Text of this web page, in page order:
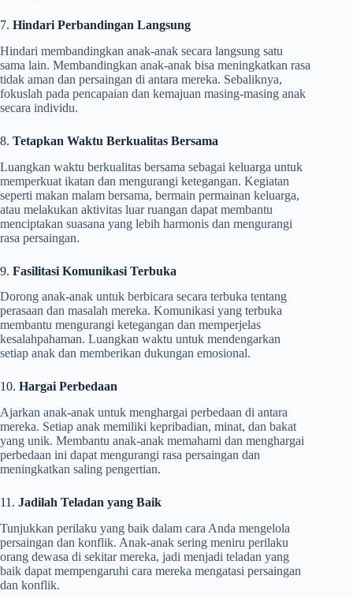
7. Hindari Perbandingan Langsung
Hindari membandingkan anak-anak secara langsung satu
sama lain. Membandingkan anak-anak bisa meningkatkan rasa
tidak aman dan persaingan di antara mereka. Sebaliknya,
fokuslah pada pencapaian dan kemajuan masing-masing anak
secara individu.
8. Tetapkan Waktu Berkualitas Bersama
Luangkan waktu berkualitas bersama sebagai keluarga untuk
memperkuat ikatan dan mengurangi ketegangan. Kegiatan
seperti makan malam bersama, bermain permainan keluarga,
atau melakukan aktivitas luar ruangan dapat membantu
menciptakan suasana yang lebih harmonis dan mengurangi
rasa persaingan.
9. Fasilitasi Komunikasi Terbuka
Dorong anak-anak untuk berbicara secara terbuka tentang
perasaan dan masalah mereka. Komunikasi yang terbuka
membantu mengurangi ketegangan dan memperjelas
kesalahpahaman. Luangkan waktu untuk mendengarkan
setiap anak dan memberikan dukungan emosional.
10. Hargai Perbedaan
Ajarkan anak-anak untuk menghargai perbedaan di antara
mereka. Setiap anak memiliki kepribadian, minat, dan bakat
yang unik. Membantu anak-anak memahami dan menghargai
perbedaan ini dapat mengurangi rasa persaingan dan
meningkatkan saling pengertian.
11. Jadilah Teladan yang Baik
Tunjukkan perilaku yang baik dalam cara Anda mengelola
persaingan dan konflik. Anak-anak sering meniru perilaku
orang dewasa di sekitar mereka, jadi menjadi teladan yang
baik dapat mempengaruhi cara mereka mengatasi persaingan
dan konflik.